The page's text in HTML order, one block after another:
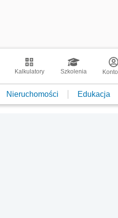
Kalkulatory Szkolenia Konto
Nieruchomości Edukacja